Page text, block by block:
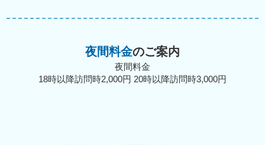
夜間料金のご案内
夜間料金
18時以降訪問時2,000円 20時以降訪問時3,000円